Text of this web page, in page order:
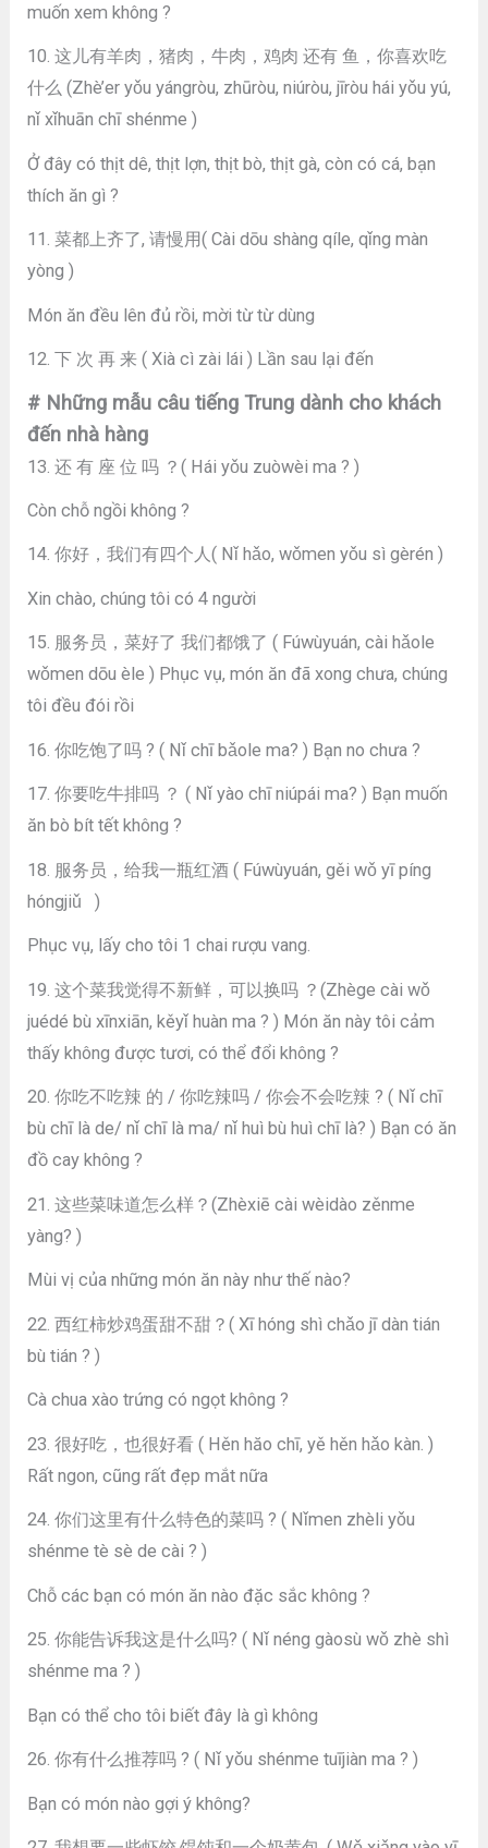
muốn xem không ?
10. 这儿有羊肉，猪肉，牛肉，鸡肉 还有 鱼，你喜欢吃
什么 (Zhè’er yǒu yángròu, zhūròu, niúròu, jīròu hái yǒu yú,
nǐ xǐhuān chī shénme )
Ở đây có thịt dê, thịt lợn, thịt bò, thịt gà, còn có cá, bạn
thích ăn gì ?
11. 菜都上齐了, 请慢用( Cài dōu shàng qíle, qǐng màn
yòng )
Món ăn đều lên đủ rồi, mời từ từ dùng
12. 下 次 再 来 ( Xià cì zài lái ) Lần sau lại đến
# Những mẫu câu tiếng Trung dành cho khách
đến nhà hàng
13. 还 有 座 位 吗 ？( Hái yǒu zuòwèi ma ? )
Còn chỗ ngồi không ?
14. 你好，我们有四个人( Nǐ hǎo, wǒmen yǒu sì gèrén )
Xin chào, chúng tôi có 4 người
15. 服务员，菜好了 我们都饿了 ( Fúwùyuán, cài hǎole
wǒmen dōu èle ) Phục vụ, món ăn đã xong chưa, chúng
tôi đều đói rồi
16. 你吃饱了吗 ? ( Nǐ chī bǎole ma? ) Bạn no chưa ?
17. 你要吃牛排吗 ？ ( Nǐ yào chī niúpái ma? ) Bạn muốn
ăn bò bít tết không ?
18. 服务员，给我一瓶红酒 ( Fúwùyuán, gěi wǒ yī píng
hóngjiǔ )
Phục vụ, lấy cho tôi 1 chai rượu vang.
19. 这个菜我觉得不新鲜，可以换吗 ？(Zhège cài wǒ
juédé bù xīnxiān, kěyǐ huàn ma ? ) Món ăn này tôi cảm
thấy không được tươi, có thể đổi không ?
20. 你吃不吃辣 的 / 你吃辣吗 / 你会不会吃辣 ? ( Nǐ chī
bù chī là de/ nǐ chī là ma/ nǐ huì bù huì chī là? ) Bạn có ăn
đồ cay không ?
21. 这些菜味道怎么样？(Zhèxiē cài wèidào zěnme
yàng? )
Mùi vị của những món ăn này như thế nào?
22. 西红柿炒鸡蛋甜不甜？( Xī hóng shì chǎo jī dàn tián
bù tián ? )
Cà chua xào trứng có ngọt không ?
23. 很好吃，也很好看 ( Hěn hăo chī, yě hěn hǎo kàn. )
Rất ngon, cũng rất đẹp mắt nữa
24. 你们这里有什么特色的菜吗 ? ( Nǐmen zhèli yǒu
shénme tè sè de cài ? )
Chỗ các bạn có món ăn nào đặc sắc không ?
25. 你能告诉我这是什么吗? ( Nǐ néng gàosù wǒ zhè shì
shénme ma ? )
Bạn có thể cho tôi biết đây là gì không
26. 你有什么推荐吗 ? ( Nǐ yǒu shénme tuījiàn ma ? )
Bạn có món nào gợi ý không?